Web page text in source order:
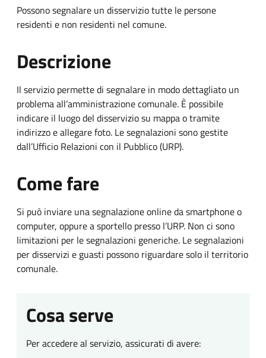
Possono segnalare un disservizio tutte le persone
residenti e non residenti nel comune.
Descrizione
Il servizio permette di segnalare in modo dettagliato un
problema all’amministrazione comunale. È possibile
indicare il luogo del disservizio su mappa o tramite
indirizzo e allegare foto. Le segnalazioni sono gestite
dall’Ufficio Relazioni con il Pubblico (URP).
Come fare
Si può inviare una segnalazione online da smartphone o
computer, oppure a sportello presso l’URP. Non ci sono
limitazioni per le segnalazioni generiche. Le segnalazioni
per disservizi e guasti possono riguardare solo il territorio
comunale.
Cosa serve
Per accedere al servizio, assicurati di avere: